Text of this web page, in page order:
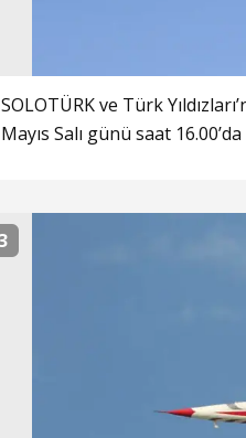
SOLOTÜRK ve Türk
Mayıs Salı günü saat